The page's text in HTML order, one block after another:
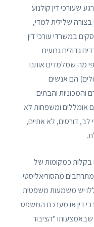
שעורכי דין קולנוע
שלילית למדי,
במשרדי עורכי דין
גדולים גרועים
מה שמלמדים אותנו
הם אנשים
והמכוניות והבתים
אומללים ומשפחות לא
לב, דורסים, לא אתיים,
בקלות כמקומות של
מהסוריאליסטי
יש משמעות משפטית
דין או מערכת המשפט
שבאמצעותו "הציבור